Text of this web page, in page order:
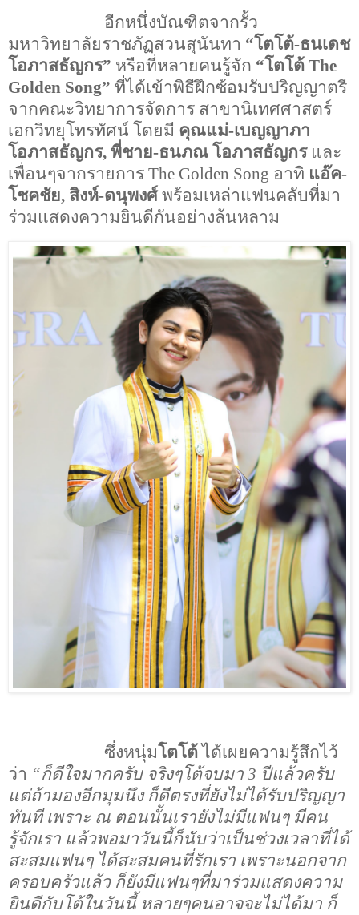
อีกหนึ่งบัณฑิตจากรั้ว
มหาวิทยาลัยราชภัฏสวนสุนันทา “โตโต้-ธนเดช
โอภาสธัญกร” หรือที่หลายคนรู้จัก “โตโต้ The
Golden Song” ที่ได้เข้าพิธีฝึกซ้อมรับปริญญาตรี
จากคณะวิทยาการจัดการ สาขานิเทศศาสตร์
เอกวิทยุโทรทัศน์ โดยมี คุณแม่-เบญญาภา
โอภาสธัญกร, พี่ชาย-ธนภณ โอภาสธัญกรและ
เพื่อนๆจากรายการ The Golden Song อาทิ แอ๊ค-
โชคชัย, สิงห์-ดนุพงศ์พร้อมเหล่าแฟนคลับที่มา
ร่วมแสดงความยินดีกันอย่างล้นหลาม
ซึ่งหนุ่มโตโต้ได้เผยความรู้สึกไว้
ว่า “ก็ดีใจมากครับ จริงๆโต้จบมา 3 ปีแล้วครับ
แต่ถ้ามองอีกมุมนึง ก็ดีตรงที่ยังไม่ได้รับปริญญา
ทันที เพราะ ณ ตอนนั้นเรายังไม่มีแฟนๆ มีคน
รู้จักเรา แล้วพอมาวันนี้ก็นับว่าเป็นช่วงเวลาที่ได้
สะสมแฟนๆ ได้สะสมคนที่รักเรา เพราะนอกจาก
ครอบครัวแล้ว ก็ยังมีแฟนๆที่มาร่วมแสดงความ
ยินดีกับโต้ในวันนี้ หลายๆคนอาจจะไม่ได้มา ก็